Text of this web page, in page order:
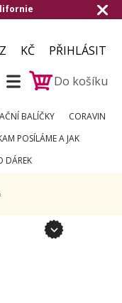
KČ
PŘIHLÁSIT
Do košíku
BALÍČKY
CORAVIN
POSÍLÁME A JAK
DÁREK